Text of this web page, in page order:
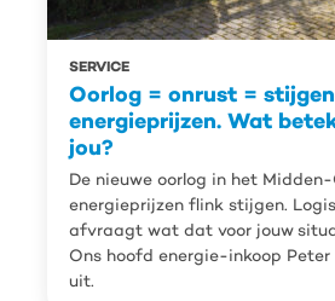
SERVICE
Oorlog = onrust =
energieprijzen. Wat
jou?
De nieuwe oorlog in het
energieprijzen flink stijgen.
afvraagt wat dat voor jouw
Ons hoofd energie-inkoop
uit.